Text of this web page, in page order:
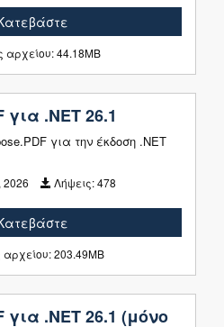
αρχείου: 44.18MB
για .NET 26.1
για την έκδοση .NET
2026 Λήψεις:478
203.49MB
για .NET 26.1 (μόνο